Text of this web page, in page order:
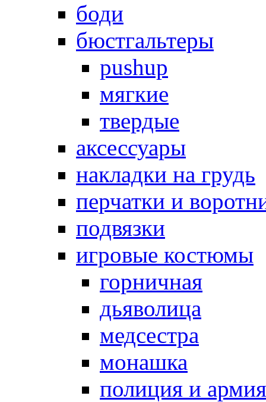
боди
бюстгальтеры
pushup
мягкие
твердые
аксессуары
накладки на грудь
перчатки и
подвязки
игровые костюмы
горничная
дьяволица
медсестра
монашка
полиция и армия